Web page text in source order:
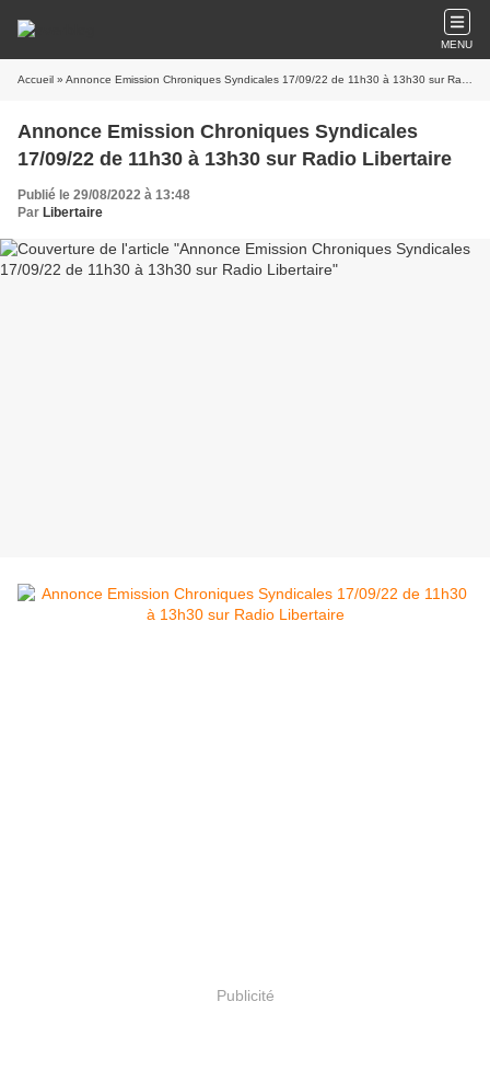
MENU
Accueil » Annonce Emission Chroniques Syndicales 17/09/22 de 11h30 à 13h30 sur Radio Libertaire
Annonce Emission Chroniques Syndicales
17/09/22 de 11h30 à 13h30 sur Radio Libertaire
Publié le 29/08/2022 à 13:48
Par Libertaire
Publicité